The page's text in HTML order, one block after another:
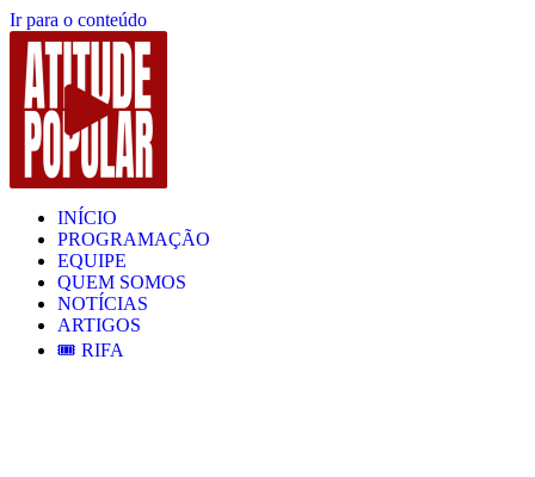
Ir para o conteúdo
INÍCIO
PROGRAMAÇÃO
EQUIPE
QUEM SOMOS
NOTÍCIAS
ARTIGOS
🎟️ RIFA